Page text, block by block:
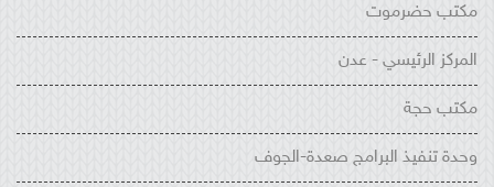
مكتب حضرموت
المركز الرئيسي - عدن
مكتب حجة
وحدة تنفيذ البرامج صعدة-الجوف